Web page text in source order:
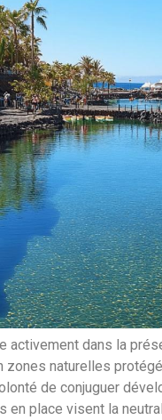
activement dans la
naturelles
de conjuguer
en place visent la